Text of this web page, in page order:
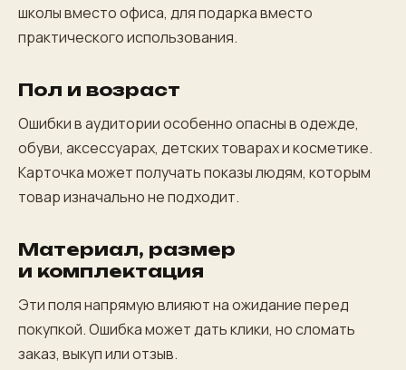
школы вместо офиса, для подарка вместо
практического использования.
Пол и возраст
Ошибки в аудитории особенно опасны в одежде,
обуви, аксессуарах, детских товарах и косметике.
Карточка может получать показы людям, которым
товар изначально не подходит.
Материал, размер
и комплектация
Эти поля напрямую влияют на ожидание перед
покупкой. Ошибка может дать клики, но сломать
заказ, выкуп или отзыв.